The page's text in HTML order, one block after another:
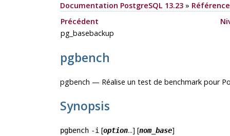
Documentation PostgreSQL 13.23» Référence
Précédent
pg_basebackup
pgbench
pgbench — Réalise un test de benchmark pour
Synopsis
pgbench -i[option...] [nom_base]